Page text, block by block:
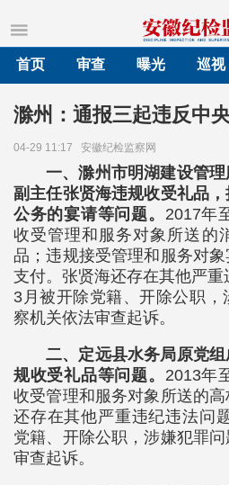
首页
审查 曝光 巡视
滁州：通报三起违反中
04-29 11:17 安徽纪检监察网
一、滁州市明湖建设管理
副主任张贤海违规收受礼品
公务的宴请等问题。 2017年
收受管理和服务对象所送的
品；违规接受管理和服务对
支付。张贤海还存在其他严
3月被开除党籍、开除公职
察机关依法审查起诉。
二、定远县水务局原党
规收受礼品等问题。 2013年
收受管理和服务对象所送的
还存在其他严重违纪违法问
党籍、开除公职，涉嫌犯罪
审查起诉。